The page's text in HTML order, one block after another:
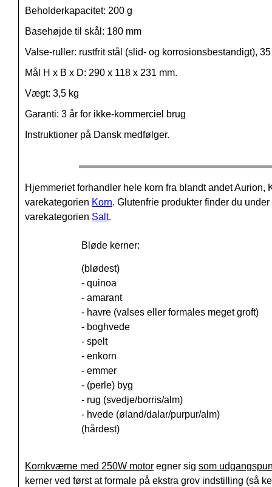
Beholderkapacitet: 200 g
Basehøjde til skål: 180 mm
Valse-ruller: rustfrit stål (slid- og korrosionsbestandigt),
Mål H x B x D: 290 x 118 x 231 mm.
Vægt: 3,5 kg
Garanti: 3 år for ikke-kommerciel brug
Instruktioner på Dansk medfølger.
Hjemmeriet forhandler hele korn fra blandt andet
varekategorien Korn. Glutenfrie produkter finder du
varekategorien Salt.
Bløde kerner:
(blødest)
- quinoa
- amarant
- havre (valses eller formales meget groft)
- boghvede
- spelt
- enkorn
- emmer
- (perle) byg
- rug (svedje/borris/alm)
- hvede (øland/dalar/purpur/alm)
(hårdest)
Kornkværne med 250W motor egner sig som
kerner ved først at formale på ekstra grov indstilling (så